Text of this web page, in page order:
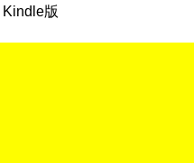
Kindle版